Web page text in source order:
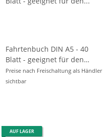
Fahrtenbuch DIN A5 - 40
Blatt - geeignet für den
steuerlichen Nachweis
Preise nach Freischaltung als Händler
sichtbar
AUF LAGER